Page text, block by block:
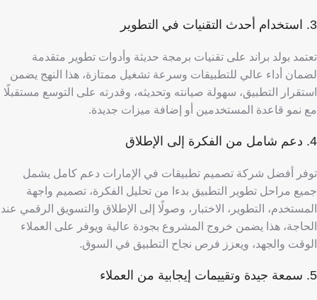
3. استخدام أحدث التقنيات في التطوير
تعتمد بولد براند على تقنيات برمجة حديثة وأدوات تطوير متقدمة
لضمان أداء عالي للتطبيقات وسرعة تشغيل ممتازة، هذا النهج يضمن
استقرار التطبيق، سهولة صيانته وتحديثه، وقدرته على التوسع مستقبلًا
مع نمو قاعدة المستخدمين أو إضافة ميزات جديدة.
4. دعم شامل من الفكرة إلى الإطلاق
توفر أفضل شركة تصميم تطبيقات في الإمارات دعم كامل يشمل
جميع مراحل تطوير التطبيق بدءا من تحليل الفكرة، تصميم واجهة
المستخدم، التطوير، الاختبار، وصولًا إلى الإطلاق والتسويق الرقمي عند
الحاجة، هذا يضمن خروج المشروع بجودة عالية ويوفر على العملاء
الوقت والجهد، ويعزز فرص نجاح التطبيق في السوق.
5. سمعة جيدة وتقييمات إيجابية من العملاء